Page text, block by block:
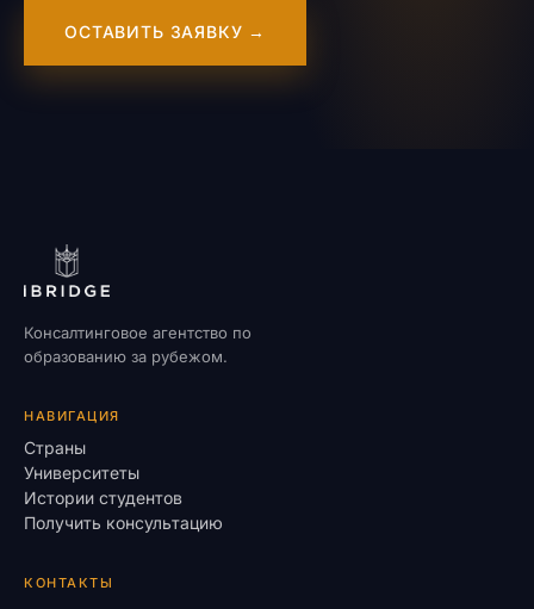
ОСТАВИТЬ ЗАЯВКУ →
Консалтинговое агентство по
образованию за рубежом.
НАВИГАЦИЯ
Страны
Университеты
Истории студентов
Получить консультацию
КОНТАКТЫ